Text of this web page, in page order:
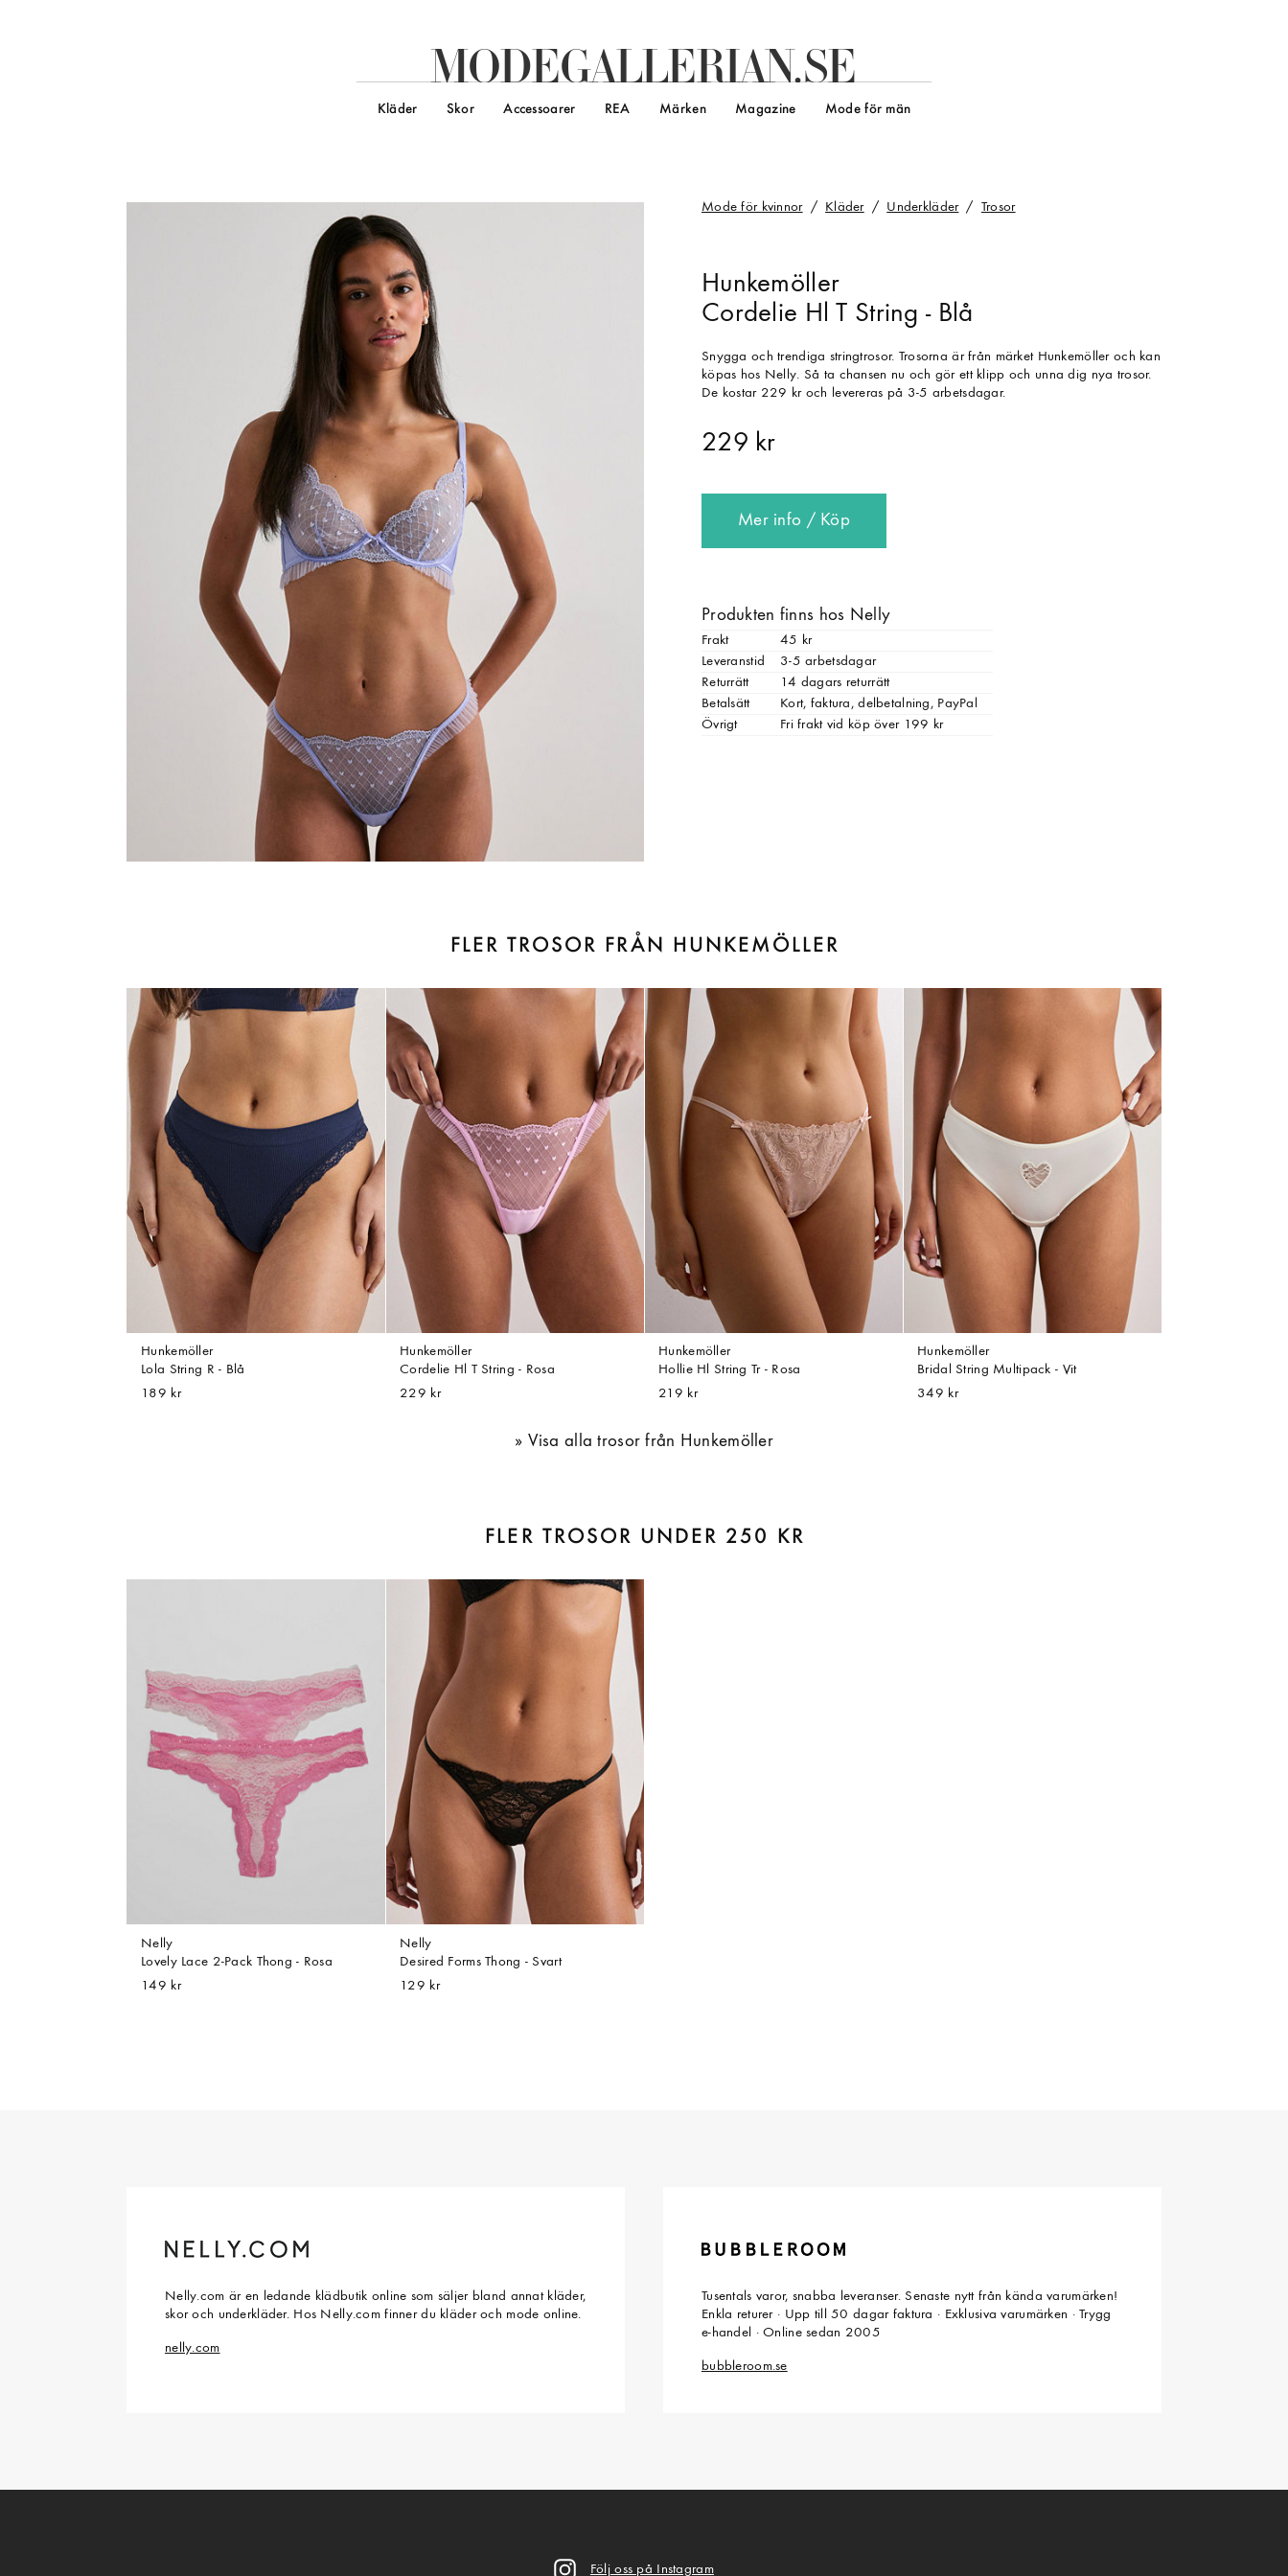
MODEGALLERIAN.SE
Kläder Skor Accessoarer REA Märken Magazine Mode för män
Mode för kvinnor Kläder Underkläder Trosor
Hunkemöller
Cordelie Hl T String - Blå
Snygga och trendiga stringtrosor. Trosorna är från märket Hunkemöller och kan
köpas hos Nelly. Så ta chansen nu och gör ett klipp och unna dig nya trosor.
De kostar 229 kr och levereras på 3-5 arbetsdagar.
229 kr
Mer info / Köp
Produkten finns hos Nelly
Frakt
45 kr
Leveranstid
3-5 arbetsdagar
Returrätt
14 dagars returrätt
Betalsätt
Kort, faktura, delbetalning, PayPal
Övrigt
Fri frakt vid köp över 199 kr
FLER TROSOR FRÅN HUNKEMÖLLER
Hunkemöller
Lola String R - Blå
189 kr
Hunkemöller
Cordelie Hl T String - Rosa
229 kr
Hunkemöller
Hollie Hl String Tr - Rosa
219 kr
Hunkemöller
Bridal String Multipack - Vit
349 kr
Visa alla trosor från Hunkemöller
FLER TROSOR UNDER 250 KR
Nelly
Lovely Lace 2-Pack Thong - Rosa
149 kr
Nelly
Desired Forms Thong - Svart
129 kr
Nelly.com är en ledande klädbutik online som säljer bland annat kläder,
skor och underkläder. Hos Nelly.com finner du kläder och mode online.
nelly.com
Tusentals varor, snabba leveranser. Senaste nytt från kända varumärken!
Enkla returer · Upp till 50 dagar faktura · Exklusiva varumärken · Trygg
e-handel · Online sedan 2005
bubbleroom.se
Följ oss på Instagram